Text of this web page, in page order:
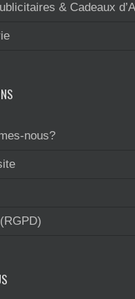
& Cadeaux
nous?